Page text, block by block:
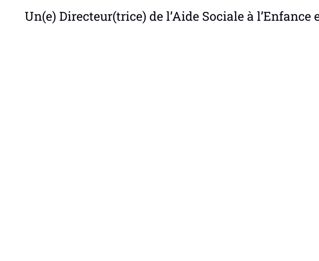
Un(e) Directeur(trice) de l’Aide Sociale à